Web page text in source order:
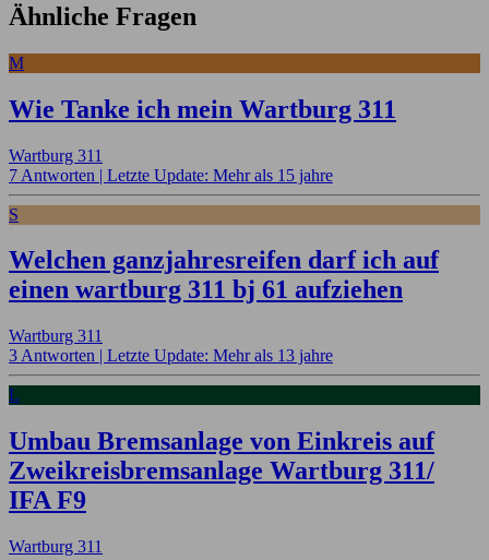
Ähnliche Fragen
M
Wie Tanke ich mein Wartburg 311
Wartburg 311
7 Antworten | Letzte Update: Mehr als 15 jahre
S
Welchen ganzjahresreifen darf ich auf
einen wartburg 311 bj 61 aufziehen
Wartburg 311
3 Antworten | Letzte Update: Mehr als 13 jahre
L
Umbau Bremsanlage von Einkreis auf
Zweikreisbremsanlage Wartburg 311/
IFA F9
Wartburg 311